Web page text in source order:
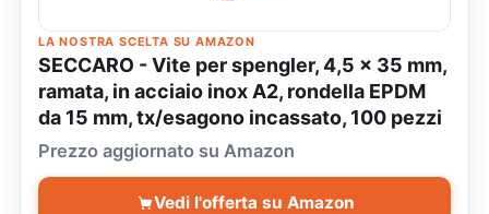
LA NOSTRA SCELTA SU AMAZON
SECCARO - Vite per spengler, 4,5 x 35 mm,
ramata, in acciaio inox A2, rondella EPDM
da 15 mm, tx/esagono incassato, 100 pezzi
Prezzo aggiornato su Amazon
Vedi l'offerta su Amazon